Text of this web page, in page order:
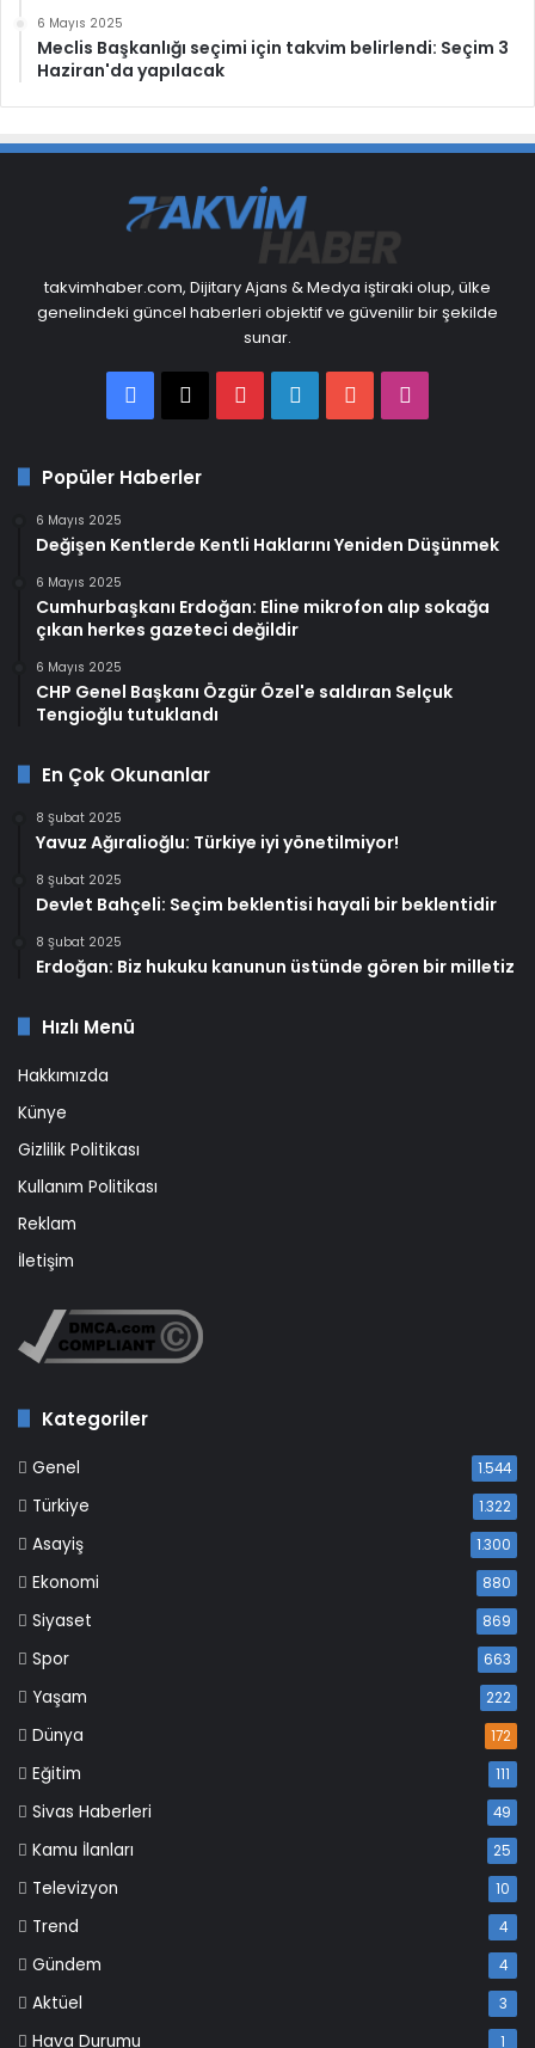
6 Mayıs 2025
Meclis Başkanlığı seçimi için takvim belirlendi: Seçim 3
Haziran'da yapılacak
takvimhaber.com, Dijitary Ajans & Medya iştiraki olup, ülke
genelindeki güncel haberleri objektif ve güvenilir bir şekilde
sunar.
Facebook
X PinterestLinkedInYouTube
Popüler Haberler
6 Mayıs 2025
Değişen Kentlerde Kentli Haklarını Yeniden Düşünmek
6 Mayıs 2025
Cumhurbaşkanı Erdoğan: Eline mikrofon alıp sokağa
çıkan herkes gazeteci değildir
6 Mayıs 2025
CHP Genel Başkanı Özgür Özel'e saldıran Selçuk
Tengioğlu tutuklandı
En Çok Okunanlar
8 Şubat 2025
Yavuz Ağıralioğlu: Türkiye iyi yönetilmiyor!
8 Şubat 2025
Devlet Bahçeli: Seçim beklentisi hayali bir beklentidir
8 Şubat 2025
Erdoğan: Biz hukuku kanunun üstünde gören bir milletiz
Hızlı Menü
Hakkımızda
Künye
Gizlilik Politikası
Kullanım Politikası
Reklam
İletişim
Kategoriler
Genel 1.544
Türkiye 1.322
Asayiş 1.300
Ekonomi 880
Siyaset 869
Spor 663
Yaşam 222
Dünya 172
Eğitim 111
Sivas Haberleri 49
Kamu İlanları 25
Televizyon 10
Trend 4
Gündem 4
Aktüel 3
Hava Durumu 1